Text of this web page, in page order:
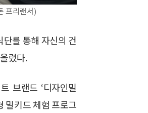
프리랜서)
를 통해 자신의 건
렸다.
브랜드 ‘디자인밀
밀키드 체험 프로그